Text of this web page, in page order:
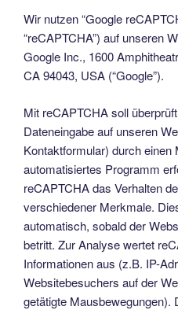
Wir nutzen “Google
“reCAPTCHA”) auf unseren
Google Inc., 1600
CA 94043, USA (“Google”).
Mit reCAPTCHA soll
Dateneingabe auf unseren
Kontaktformular) durch
automatisiertes Programm
reCAPTCHA das Verhalten
verschiedener Merkmale.
automatisch, sobald der
betritt. Zur Analyse wertet
Informationen aus (z.B. IP-
Websitebesuchers auf der
getätigte Mausbewegungen).